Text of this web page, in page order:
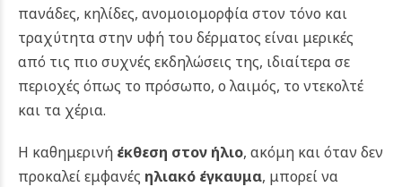
πανάδες, κηλίδες, ανομοιομορφία στον τόνο και
τραχύτητα στην υφή του δέρματος είναι μερικές
από τις πιο συχνές εκδηλώσεις της, ιδιαίτερα σε
περιοχές όπως το πρόσωπο, ο λαιμός, το ντεκολτέ
και τα χέρια.
Η καθημερινή έκθεση στον ήλιο, ακόμη και όταν δεν
προκαλεί εμφανές ηλιακό έγκαυμα, μπορεί να